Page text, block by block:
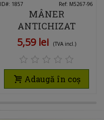
ID#: 1857 Ref: M5267-96
MÂNER
ANTICHIZAT
CERAMIC M5267
96MM
5,59 lei (TVA incl.)
Adaugă în coș